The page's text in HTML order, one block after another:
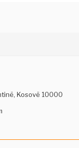
Kosovë 10000